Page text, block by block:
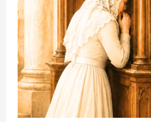
es
Salvar
Almas:
El
Deber
Católico